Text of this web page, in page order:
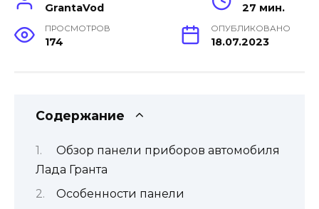
GrantaVod 27 мин.
ПРОСМОТРОВ
174
ОПУБЛИКОВАНО
18.07.2023
Содержание
Обзор панели приборов автомобиля
Лада Гранта
Особенности панели